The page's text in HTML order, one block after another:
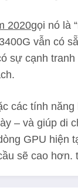
2020gọi nó là
vẫn có
mới)
sự cạnh
tính
– và giúp di
GPU
sẽ cao hơn.